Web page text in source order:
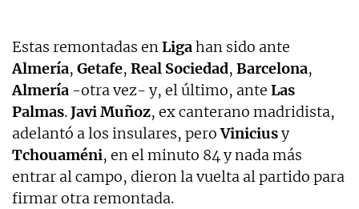
Estas remontadas enLigahan sido ante
Almería, Getafe, Real Sociedad, Barcelona,
Almería -otra vez- y, el último, ante Las
Palmas.Javi Muñoz, ex canterano madridista,
adelantó a los insulares, peroViniciusy
Tchouaméni, en el minuto 84 y nada más
entrar al campo, dieron la vuelta al partido para
firmar otra remontada.